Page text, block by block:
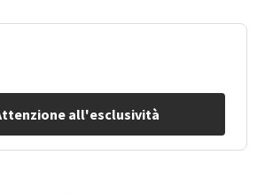
all'esclusività